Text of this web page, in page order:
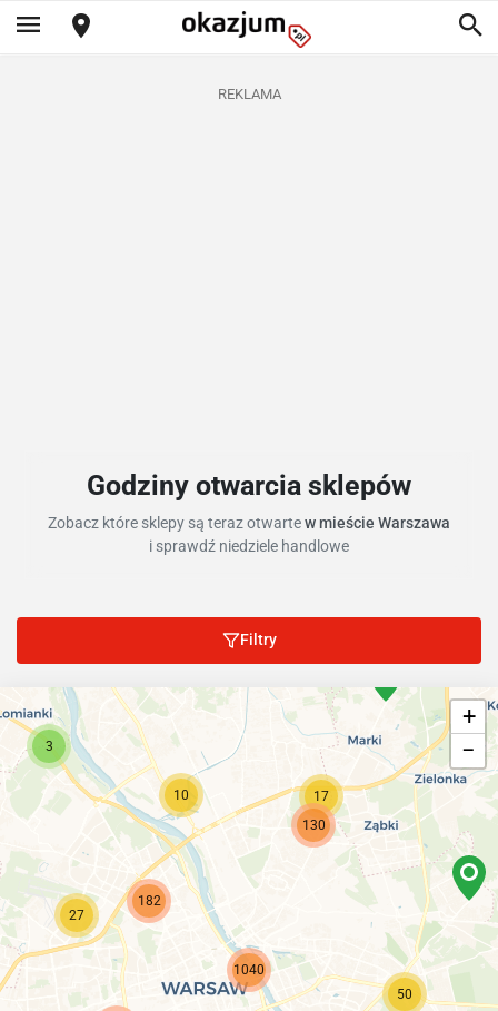
REKLAMA
Godziny otwarcia sklepów
Zobacz które sklepy są teraz otwartew mieście Warszawa
i sprawdź niedziele handlowe
Filtry
50
1040
182
130
17
27
10
3
+
−